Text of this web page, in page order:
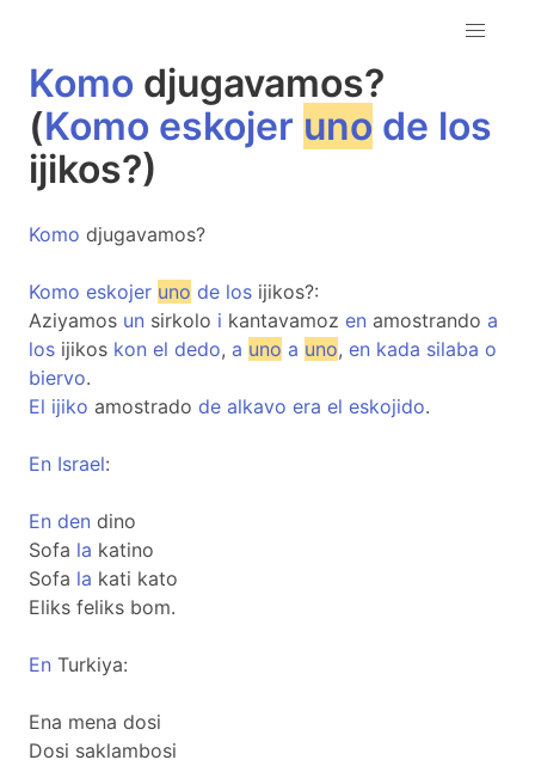
Komo djugavamos?
(Komo eskojer uno de los
ijikos?)
Komo djugavamos?
Komo eskojer uno de los ijikos?:
Aziyamos un sirkolo i kantavamoz en amostrando a
los ijikos kon el dedo, a uno a uno, en kada silaba o
biervo.
El ijiko amostrado de alkavo era el eskojido.
En Israel:
En den dino
Sofa la katino
Sofa la kati kato
Eliks feliks bom.
En Turkiya:
Ena mena dosi
Dosi saklambosi